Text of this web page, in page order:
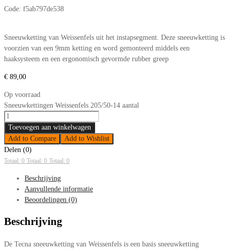
Code: f5ab797de538
Sneeuwketting van Weissenfels uit het instapsegment. Deze sneeuwketting is
voorzien van een 9mm ketting en word gemonteerd middels een
haaksysteem en een ergonomisch gevormde rubber greep
€ 89,00
Op voorraad
Sneeuwkettingen Weissenfels 205/50-14 aantal
Toevoegen aan winkelwagen
Add to Compare
Add to Wishlist
Delen (0)
Totaal: 0 Totaal: 0 Totaal: 0
Beschrijving
Aanvullende informatie
Beoordelingen (0)
Beschrijving
De Tecna sneeuwketting van Weissenfels is een basis sneeuwketting